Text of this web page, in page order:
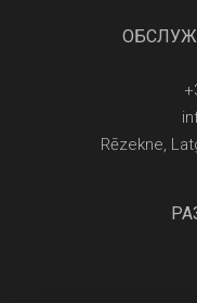
Rēzekne,